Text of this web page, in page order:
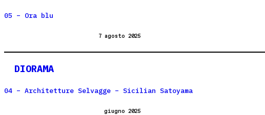
05 – Ora blu
7 agosto 2025
DIORAMA
04 – Architetture Selvagge – Sicilian Satoyama
giugno 2025